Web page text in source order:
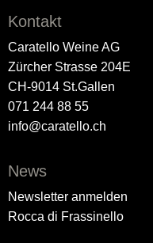
Kontakt
Caratello Weine AG
Zürcher Strasse 204E
CH-9014 St.Gallen
071 244 88 55
info@caratello.ch
News
Newsletter anmelden
Rocca di Frassinello